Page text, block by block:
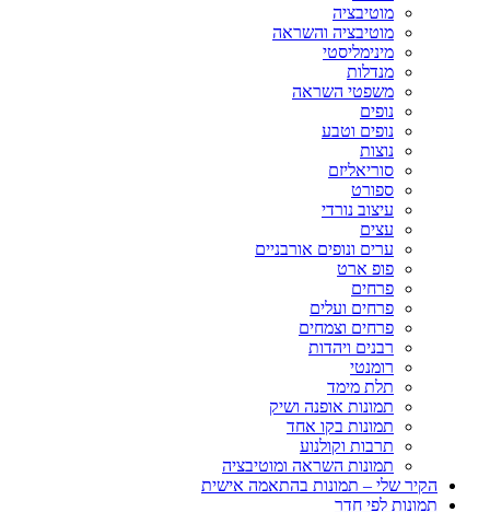
מוטיבציה
מוטיבציה והשראה
מינימליסטי
מנדלות
משפטי השראה
נופים
נופים וטבע
נוצות
סוריאליזם
ספורט
עיצוב נורדי
עצים
ערים ונופים אורבניים
פופ ארט
פרחים
פרחים ועלים
פרחים וצמחים
רבנים ויהדות
רומנטי
תלת מימד
תמונות אופנה ושיק
תמונות בקו אחד
תרבות וקולנוע
תמונות השראה ומוטיבציה
הקיר שלי – תמונות בהתאמה אישית
תמונות לפי חדר